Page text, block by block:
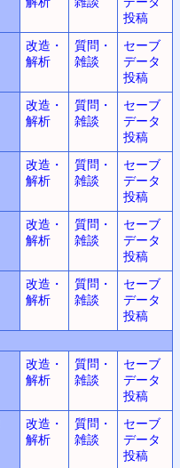
投稿
改造・
解析
質問・
雑談
セーブ
データ
投稿
改造・
解析
質問・
雑談
セーブ
データ
投稿
改造・
解析
質問・
雑談
セーブ
データ
投稿
改造・
解析
質問・
雑談
セーブ
データ
投稿
改造・
解析
質問・
雑談
セーブ
データ
投稿
改造・
解析
質問・
雑談
セーブ
データ
投稿
改造・
解析
質問・
雑談
セーブ
データ
投稿